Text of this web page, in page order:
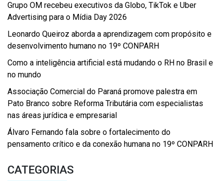
Grupo OM recebeu executivos da Globo, TikTok e Uber
Advertising para o Mídia Day 2026
Leonardo Queiroz aborda a aprendizagem com propósito e
desenvolvimento humano no 19º CONPARH
Como a inteligência artificial está mudando o RH no Brasil e
no mundo
Associação Comercial do Paraná promove palestra em
Pato Branco sobre Reforma Tributária com especialistas
nas áreas jurídica e empresarial
Álvaro Fernando fala sobre o fortalecimento do
pensamento crítico e da conexão humana no 19º CONPARH
CATEGORIAS